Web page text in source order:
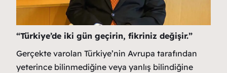
“Türkiye’de iki gün geçirin, fikriniz değişir.”
Gerçekte varolan Türkiye’nin Avrupa tarafından
yeterince bilinmediğine veya yanlış bilindiğine